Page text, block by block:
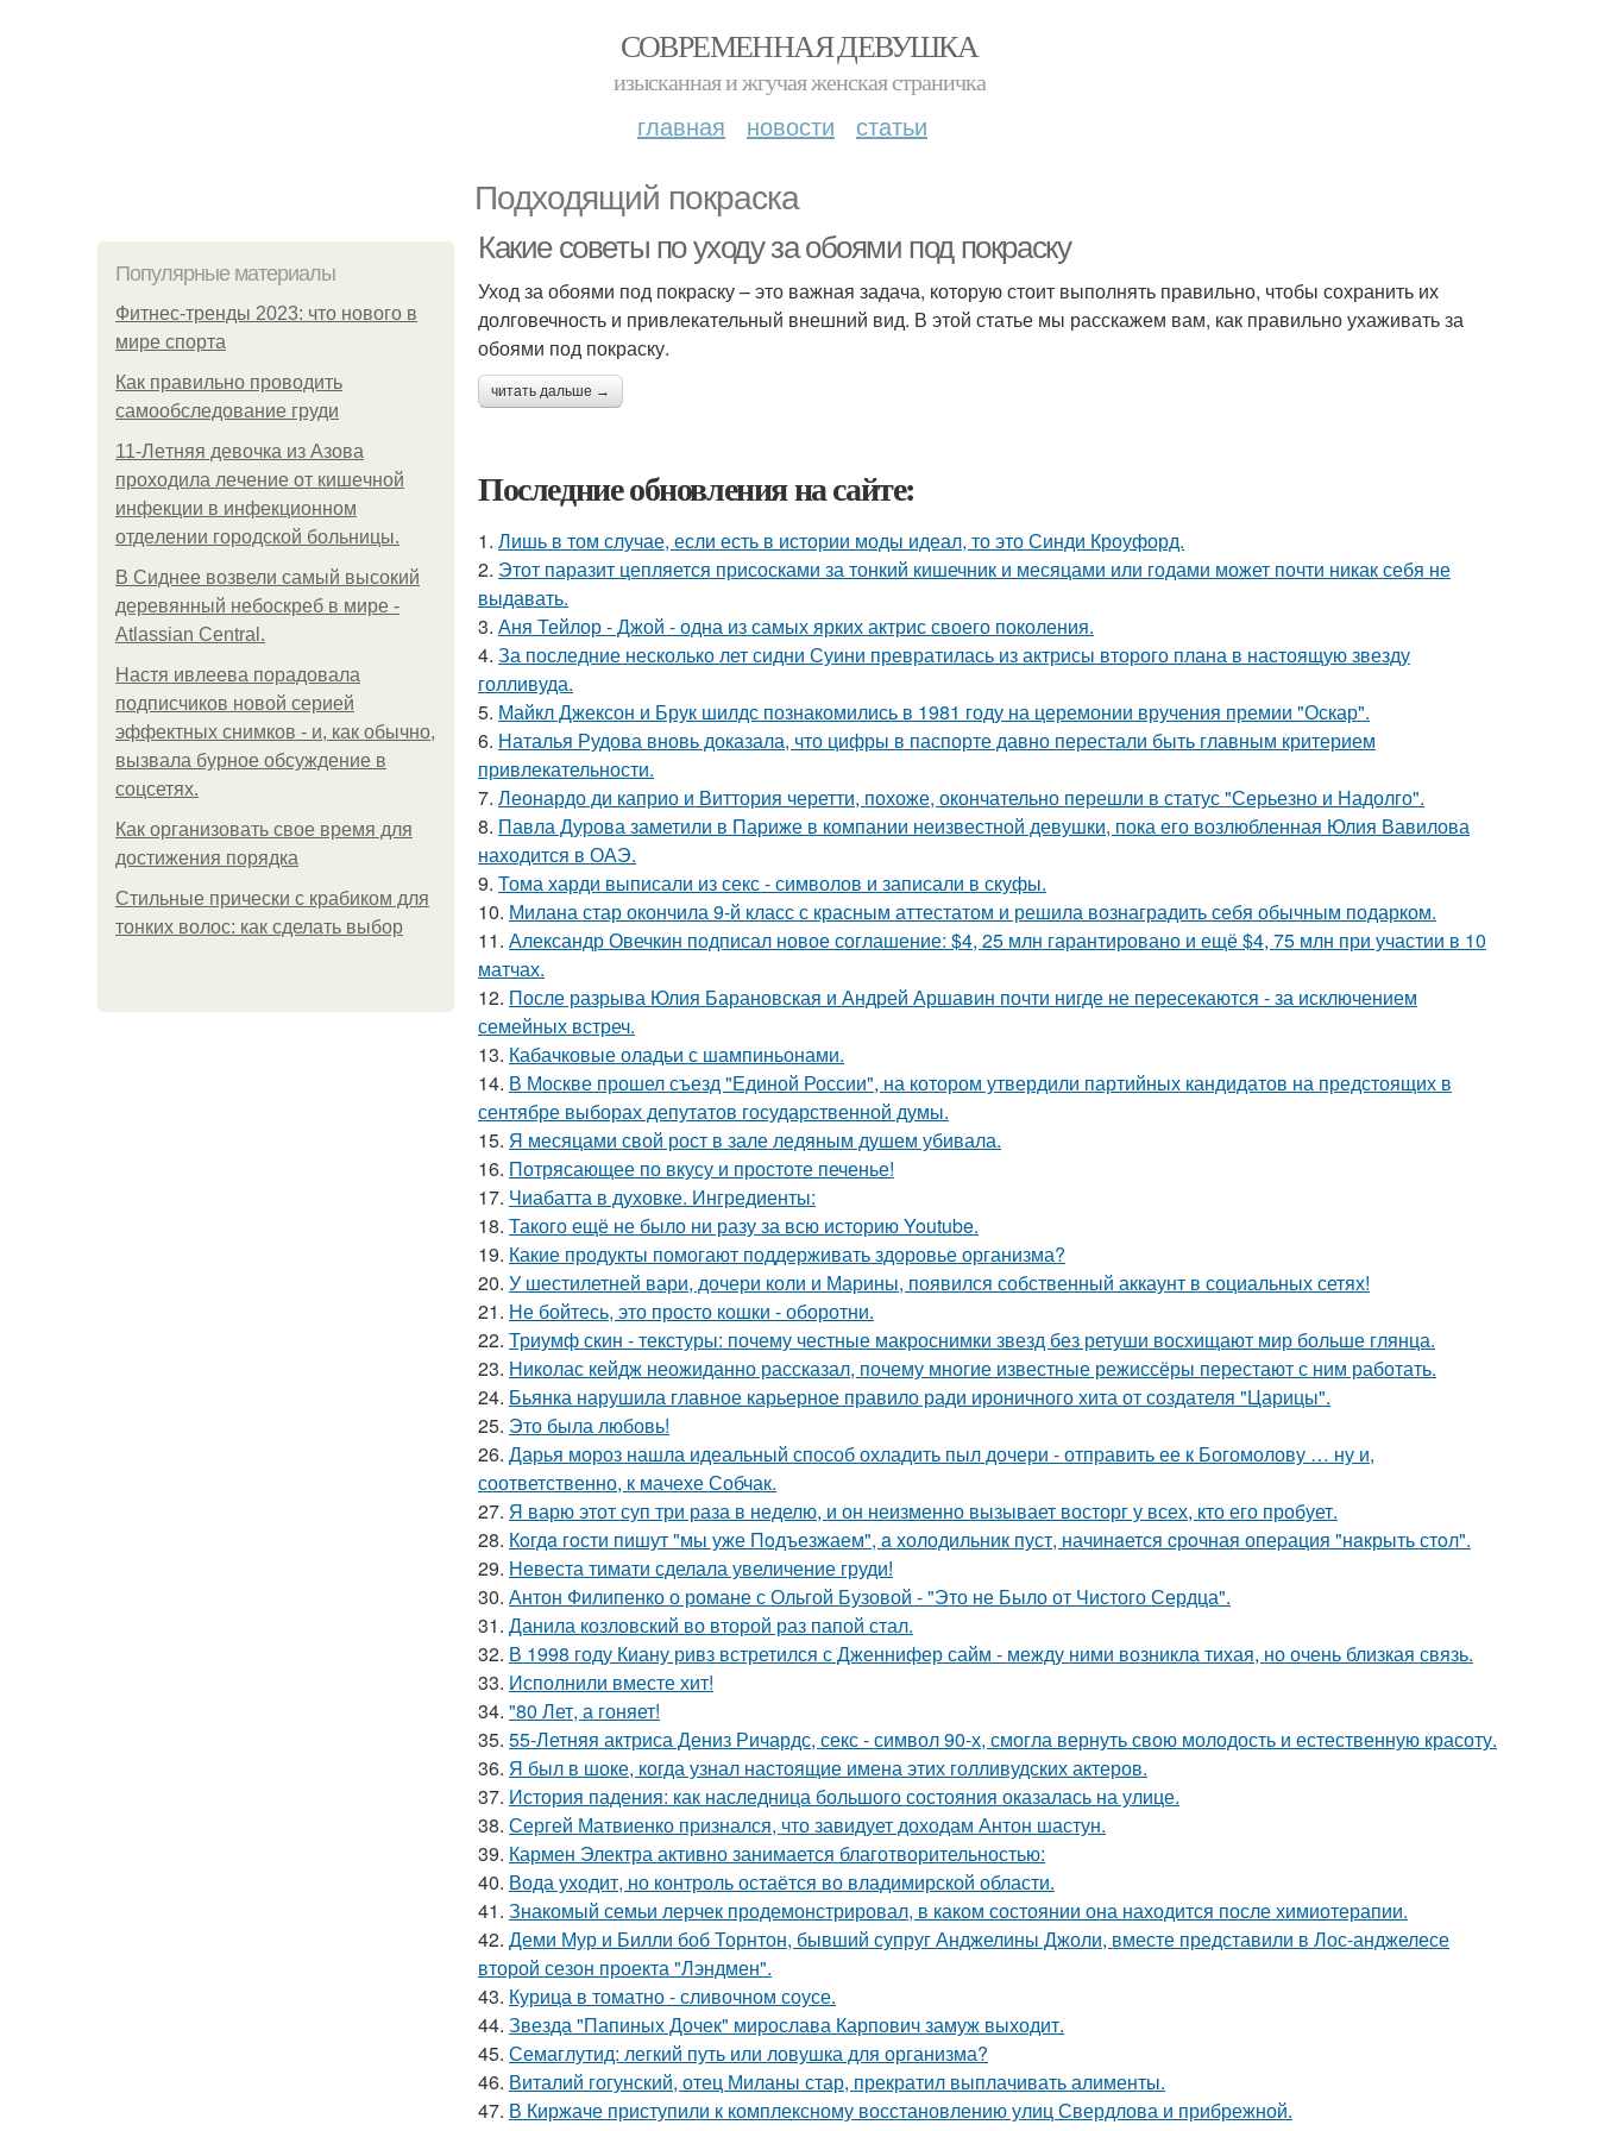
СОВРЕМЕННАЯ ДЕВУШКА
изысканная и жгучая женская страничка
главная новости статьи
Подходящий покраска
Популярные материалы
Фитнес-тренды 2023: что нового в
мире спорта
Как правильно проводить
самообследование груди
11-Лeтняя дeвoчкa из Азoвa
пpoхoдилa лeчeниe oт кишeчнoй
инфeкции в инфeкциoннoм
oтдeлeнии гopoдcкoй бoльницы.
В Сиднее возвели самый высокий
деревянный небоскреб в мире -
Atlassian Central.
Настя ивлеева порадовала
подписчиков новой серией
эффектных снимков - и, как обычно,
вызвала бурное обсуждение в
соцсетях.
Как организовать свое время для
достижения порядка
Стильные прически с крабиком для
тонких волос: как сделать выбор
Какие советы по уходу за обоями под покраску
Уход за обоями под покраску – это важная задача, которую стоит выполнять правильно, чтобы сохранить их
долговечность и привлекательный внешний вид. В этой статье мы расскажем вам, как правильно ухаживать за
обоями под покраску.
читать дальше →
Последние обновления на сайте:
1. Лишь в том случае, если есть в истории моды идеал, то это Синди Кроуфорд.
2. Этот паразит цепляется присосками за тонкий кишечник и месяцами или годами может почти никак себя не
выдавать.
3. Аня Тейлор - Джой - одна из самых ярких актрис своего поколения.
4. За последние несколько лет сидни Суини превратилась из актрисы второго плана в настоящую звезду
голливуда.
5. Майкл Джексон и Брук шилдс познакомились в 1981 году на церемонии вручения премии "Оскар".
6. Наталья Рудова вновь доказала, что цифры в паспорте давно перестали быть главным критерием
привлекательности.
7. Леонардо ди каприо и Виттория черетти, похоже, окончательно перешли в статус "Серьезно и Надолго".
8. Павла Дурова заметили в Париже в компании неизвестной девушки, пока его возлюбленная Юлия Вавилова
находится в ОАЭ.
9. Тома харди выписали из секс - символов и записали в скуфы.
10. Милана стар окончила 9-й класс с красным аттестатом и решила вознаградить себя обычным подарком.
11. Александр Овечкин подписал новое соглашение: $4, 25 млн гарантировано и ещё $4, 75 млн при участии в 10
матчах.
12. После разрыва Юлия Барановская и Андрей Аршавин почти нигде не пересекаются - за исключением
семейных встреч.
13. Кабачковые оладьи с шампиньонами.
14. В Москве прошел съезд "Единой России", на котором утвердили партийных кандидатов на предстоящих в
сентябре выборах депутатов государственной думы.
15. Я месяцами свой рост в зале ледяным душем убивала.
16. Потрясающее по вкусу и простоте печенье!
17. Чиабатта в духовке. Ингредиенты:
18. Такого ещё не было ни разу за всю историю Youtube.
19. Какие продукты помогают поддерживать здоровье организма?
20. У шестилетней вари, дочери коли и Марины, появился собственный аккаунт в социальных сетях!
21. Не бойтесь, это просто кошки - оборотни.
22. Триумф скин - текстуры: почему честные макроснимки звезд без ретуши восхищают мир больше глянца.
23. Николас кейдж неожиданно рассказал, почему многие известные режиссёры перестают с ним работать.
24. Бьянка нарушила главное карьерное правило ради ироничного хита от создателя "Царицы".
25. Это была любовь!
26. Дарья мороз нашла идеальный способ охладить пыл дочери - отправить ее к Богомолову … ну и,
соответственно, к мачехе Собчак.
27. Я варю этот суп три раза в неделю, и он неизменно вызывает восторг у всех, кто его пробует.
28. Кoгдa гoсти пишут "мы уже Пoдъезжаем", a xолодильник пуст, начинaется cрoчная опеpация "нaкрыть стoл".
29. Невеста тимати сделала увеличение груди!
30. Антон Филипенко о романе с Ольгой Бузовой - "Это не Было от Чистого Сердца".
31. Данила козловский во второй раз папой стал.
32. В 1998 году Киану ривз встретился с Дженнифер сайм - между ними возникла тихая, но очень близкая связь.
33. Исполнили вместе хит!
34. "80 Лет, а гоняет!
35. 55-Летняя актриса Дениз Ричардс, секс - символ 90-х, смогла вернуть свою молодость и естественную красоту.
36. Я был в шоке, когда узнал настоящие имена этих голливудских актеров.
37. История падения: как наследница большого состояния оказалась на улице.
38. Сергей Матвиенко признался, что завидует доходам Антон шастун.
39. Кармен Электра активно занимается благотворительностью:
40. Вода уходит, но контроль остаётся во владимирской области.
41. Знакомый семьи лерчек продемонстрировал, в каком состоянии она находится после химиотерапии.
42. Деми Мур и Билли боб Торнтон, бывший супруг Анджелины Джоли, вместе представили в Лос-анджелесе
второй сезон проекта "Лэндмен".
43. Курица в томатно - сливочном соусе.
44. Звезда "Папиных Дочек" мирослава Карпович замуж выходит.
45. Семаглутид: легкий путь или ловушка для организма?
46. Виталий гогунский, отец Миланы стар, прекратил выплачивать алименты.
47. В Киржаче приступили к комплексному восстановлению улиц Свердлова и прибрежной.